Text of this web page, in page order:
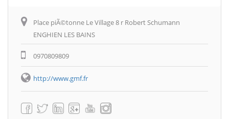
Place piÃ©tonne Le Village 8 r Robert Schumann
ENGHIEN LES BAINS
0970809809
http://www.gmf.fr